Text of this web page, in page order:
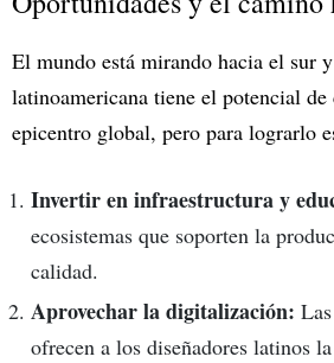
El mundo está mirando hacia el sur
latinoamericana tiene el potencial de
epicentro global, pero para lograrlo
Invertir en infraestructura y
ecosistemas que soporten la
calidad.
Aprovechar la digitalización:
ofrecen a los diseñadores latinos